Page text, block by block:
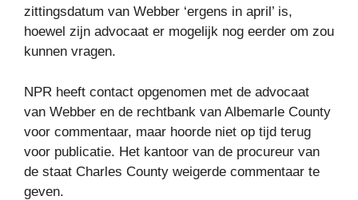
zittingsdatum van Webber ‘ergens in april’ is,
hoewel zijn advocaat er mogelijk nog eerder om zou
kunnen vragen.
NPR heeft contact opgenomen met de advocaat
van Webber en de rechtbank van Albemarle County
voor commentaar, maar hoorde niet op tijd terug
voor publicatie. Het kantoor van de procureur van
de staat Charles County weigerde commentaar te
geven.